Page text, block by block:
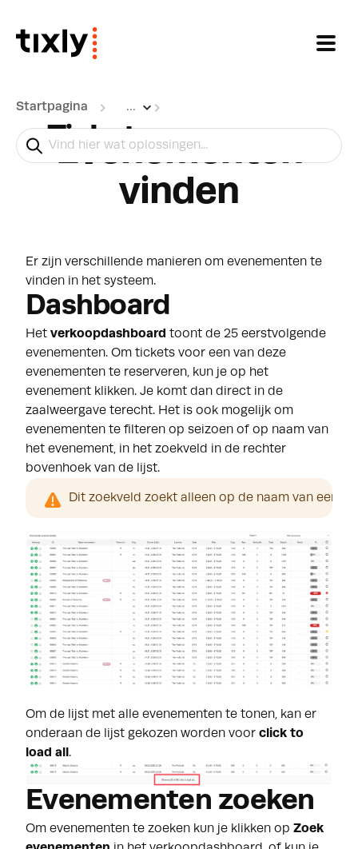
Startpagina ...
Tickets reserveren
Evenementen
vinden
Er zijn verschillende manieren om evenementen te
vinden in het systeem.
Dashboard
Het verkoopdashboard toont de 25 eerstvolgende
evenementen. Om tickets voor een van deze
evenementen te reserveren, kun je op het
evenement klikken. Je komt dan direct in de
zaalweergave terecht. Het is ook mogelijk om
evenementen te filteren op seizoen of op naam van
het evenement, in het zoekveld in de rechter
bovenhoek van de lijst.
Dit zoekveld zoekt alleen op de naam van een
Om de lijst met alle evenementen te tonen, kan er
onderaan de lijst gekozen worden voor click to
load all .
Evenementen zoeken
Om evenementen te zoeken kun je klikken op Zoek